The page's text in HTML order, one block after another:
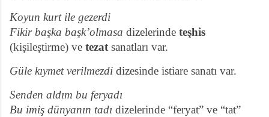
Koyun kurt ile gezerdi
Fikir başka başk’olmasa dizelerinde teşhis
(kişileştirme) ve tezat sanatları var.
Güle kıymet verilmezdi dizesinde istiare sanatı var.
Senden aldım bu feryadı
Bu imiş dünyanın tadı dizelerinde “feryat” ve “tat”